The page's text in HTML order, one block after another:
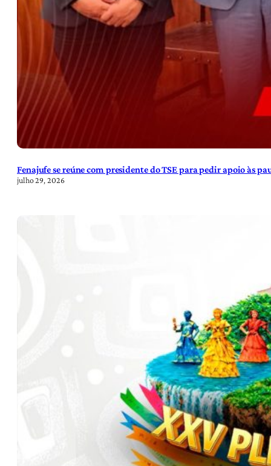
Fenajufe se reúne com presidente do TSE para pedir apoio às
julho 29, 2026